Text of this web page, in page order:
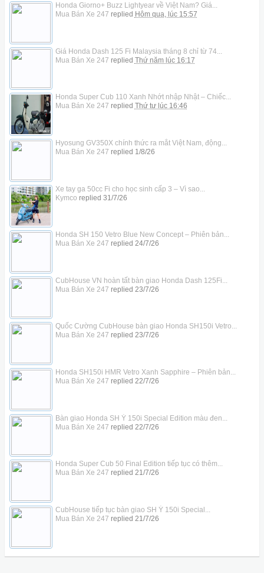
Honda Giorno+ Buzz Lightyear về Việt Nam? Giá...
Mua Bán Xe 247 replied Hôm qua, lúc 15:57
Giá Honda Dash 125 Fi Malaysia tháng 8 chỉ từ 74...
Mua Bán Xe 247 replied Thứ năm lúc 16:17
Honda Super Cub 110 Xanh Nhớt nhập Nhật – Chiếc...
Mua Bán Xe 247 replied Thứ tư lúc 16:46
Hyosung GV350X chính thức ra mắt Việt Nam, động...
Mua Bán Xe 247 replied 1/8/26
Xe tay ga 50cc Fi cho học sinh cấp 3 – Vì sao...
Kymco replied 31/7/26
Honda SH 150 Vetro Blue New Concept – Phiên bản...
Mua Bán Xe 247 replied 24/7/26
CubHouse VN hoàn tất bàn giao Honda Dash 125Fi...
Mua Bán Xe 247 replied 23/7/26
Quốc Cường CubHouse bàn giao Honda SH150i Vetro...
Mua Bán Xe 247 replied 23/7/26
Honda SH150i HMR Vetro Xanh Sapphire – Phiên bản...
Mua Bán Xe 247 replied 22/7/26
Bàn giao Honda SH Ý 150i Special Edition màu đen...
Mua Bán Xe 247 replied 22/7/26
Honda Super Cub 50 Final Edition tiếp tục có thêm...
Mua Bán Xe 247 replied 21/7/26
CubHouse tiếp tục bàn giao SH Ý 150i Special...
Mua Bán Xe 247 replied 21/7/26